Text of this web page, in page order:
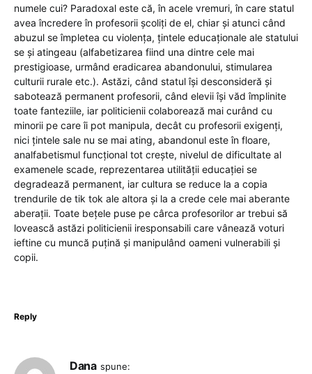
numele cui? Paradoxal este că, în acele vremuri, în care statul
avea încredere în profesorii școliți de el, chiar și atunci când
abuzul se împletea cu violența, țintele educaționale ale statului
se și atingeau (alfabetizarea fiind una dintre cele mai
prestigioase, urmând eradicarea abandonului, stimularea
culturii rurale etc.). Astăzi, când statul își desconsideră și
sabotează permanent profesorii, când elevii își văd împlinite
toate fanteziile, iar politicienii colaborează mai curând cu
minorii pe care îi pot manipula, decât cu profesorii exigenți,
nici țintele sale nu se mai ating, abandonul este în floare,
analfabetismul funcțional tot crește, nivelul de dificultate al
examenele scade, reprezentarea utilității educației se
degradează permanent, iar cultura se reduce la a copia
trendurile de tik tok ale altora și la a crede cele mai aberante
aberații. Toate bețele puse pe cârca profesorilor ar trebui să
lovească astăzi politicienii iresponsabili care vânează voturi
ieftine cu muncă puțină și manipulând oameni vulnerabili și
copii.
Reply
Dana spune: